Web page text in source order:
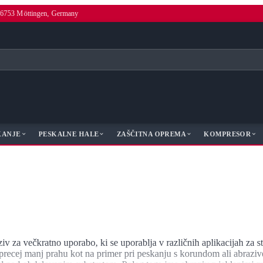
Möttingen, Germany
PESKALNE HALE ZAŠČITNA OPREMA KOMPRESOR
za večkratno uporabo, ki se uporablja v različnih aplikacijah za
manj prahu kot na primer pri peskanju s korundom ali